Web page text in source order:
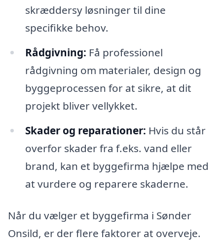
skræddersy løsninger til dine
specifikke behov.
Rådgivning: Få professionel
rådgivning om materialer, design og
byggeprocessen for at sikre, at dit
projekt bliver vellykket.
Skader og reparationer: Hvis du står
overfor skader fra f.eks. vand eller
brand, kan et byggefirma hjælpe med
at vurdere og reparere skaderne.
Når du vælger et byggefirma i Sønder
Onsild, er der flere faktorer at overveje.